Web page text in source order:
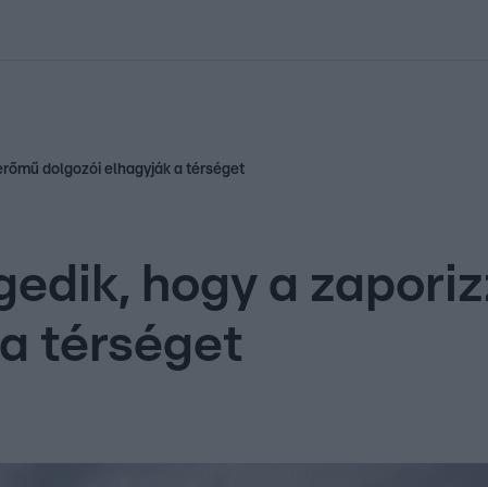
dolgozói elhagyják a térséget
hogy a
térséget